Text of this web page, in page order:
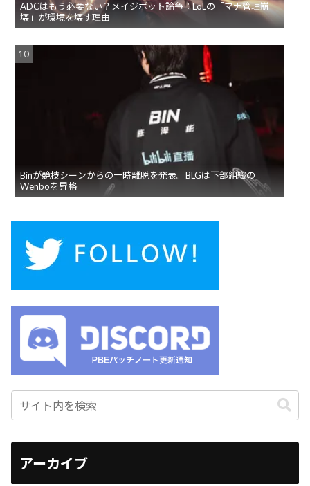
ADCはもう必要ない？メイジボット論争：LoLの「マナ管理崩
壊」が環境を壊す理由
Binが競技シーンからの一時離脱を発表。BLGは下部組織の
Wenboを昇格
アーカイブ